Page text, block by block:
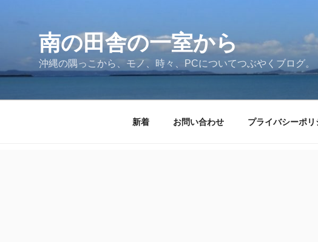
へ
南の田舎の一室から
沖縄の隅っこから、モノ、時々、PCについてつぶやくブログ。
新着 お問い合わせ プライバシーポリ